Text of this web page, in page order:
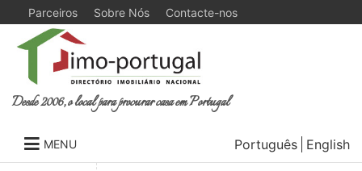
Parceiros Sobre Nós Contacte-nos
Desde 2006, o local para procurar casa em Portugal
MENU Português English